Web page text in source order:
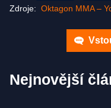
Zdroje: Oktagon MMA –⁠
Nejnovější